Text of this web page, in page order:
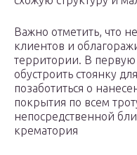
Важно отметить, что
клиентов и
территории. В первую
обустроить стоянку
позаботиться о
покрытия по всем
непосредственной
крематория